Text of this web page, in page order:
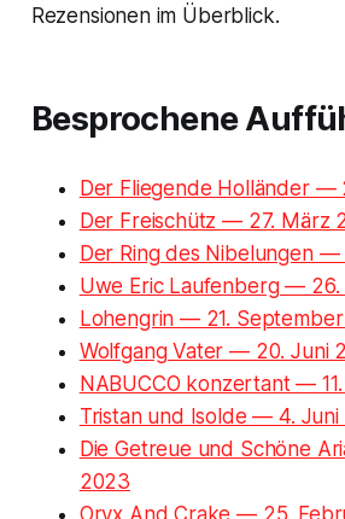
Rezensionen im Überblick.
Besprochene
Der Fliegende Holländer —
Der Freischütz — 27. März
Der Ring des Nibelungen —
Uwe Eric Laufenberg —
Lohengrin — 21.
Wolfgang Vater — 20. Juni
NABUCCO konzertant —
Tristan und Isolde — 4.
Die Getreue und Schöne
2023
Oryx And Crake — 25.